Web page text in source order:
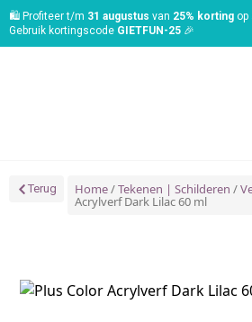
🛍️ Profiteer t/m 31 augustus van 25% korting op
Gebruik kortingscode GIETFUN-25 🎉
Terug Home/Tekenen | Schilderen /
Acrylverf Dark Lilac 60 ml